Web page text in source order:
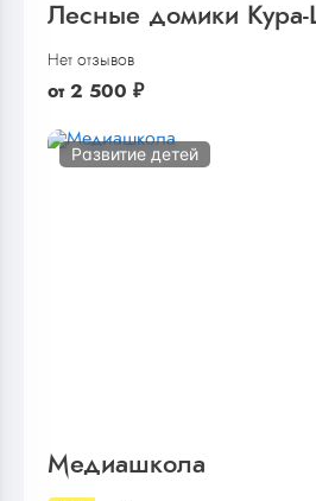
Лесные домики
Нет отзывов
от 2 500 ₽
Развитие детей
Медиашкола